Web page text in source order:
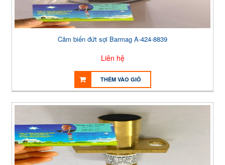
Cảm biến đứt sợi Barmag A-424-8839
Liên hệ
THÊM VÀO GIỎ